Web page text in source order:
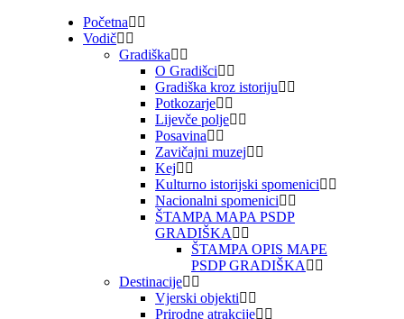
Početna
Vodič
Gradiška
O Gradišci
Gradiška kroz istoriju
Potkozarje
Lijevče polje
Posavina
Zavičajni muzej
Kej
Kulturno istorijski spomenici
Nacionalni spomenici
ŠTAMPA MAPA PSDP
GRADIŠKA
ŠTAMPA OPIS MAPE
PSDP GRADIŠKA
Destinacije
Vjerski objekti
Prirodne atrakcije